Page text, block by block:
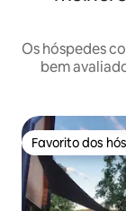
Os hóspedes
bem
Favorito dos
Favorito dos